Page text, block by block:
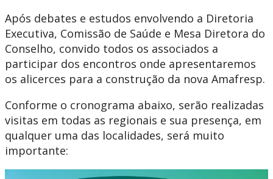
Após debates e estudos envolvendo a Diretoria
Executiva, Comissão de Saúde e Mesa Diretora do
Conselho, convido todos os associados a
participar dos encontros onde apresentaremos
os alicerces para a construção da nova Amafresp.
Conforme o cronograma abaixo, serão realizadas
visitas em todas as regionais e sua presença, em
qualquer uma das localidades, será muito
importante: